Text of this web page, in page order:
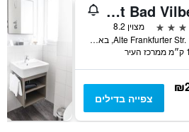
City Hotel Frankfurt Bad Vilbel
מצוין 8.2
Alte Frankfurter Str. 13, באד וילבל, הסן, גרמניה
צפייה בדילים